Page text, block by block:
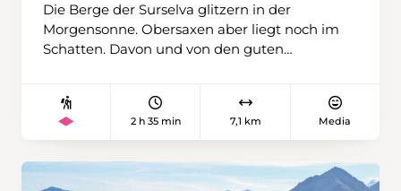
Die Berge der Surselva glitzern in der
Morgensonne. Obersaxen aber liegt noch im
Schatten. Davon und von den guten
Meierhof zum Weiler Friggahüs und ist nur
eine von vielen Winter- und
bieten hat. Auf der Wanderung kann die für
die Walser typische Baukultur bestaunt
2 h 35 min 7,1 km Media